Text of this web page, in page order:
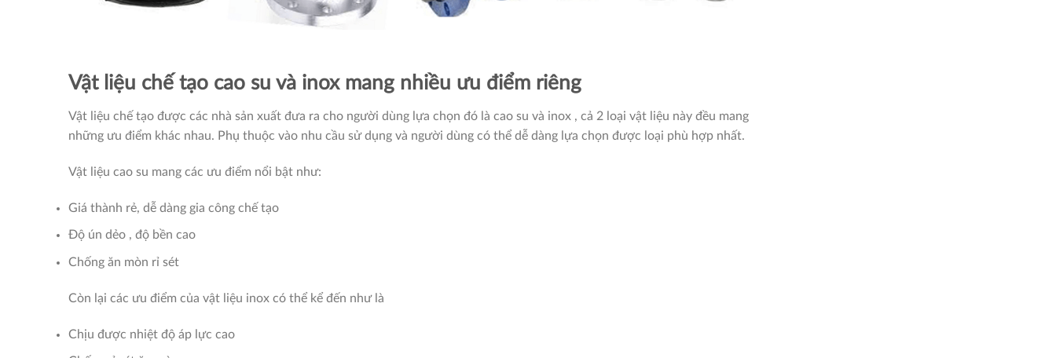
Vật liệu chế tạo cao su và inox mang nhiều ưu điểm riêng
Vật liệu chế tạo được các nhà sản xuất đưa ra cho người dùng lựa chọn đó là cao su và inox , cả 2 loại vật liệu này đều mang
những ưu điểm khác nhau. Phụ thuộc vào nhu cầu sử dụng và người dùng có thể dễ dàng lựa chọn được loại phù hợp nhất.
Vật liệu cao su mang các ưu điểm nổi bật như:
Giá thành rẻ, dễ dàng gia công chế tạo
Độ ún dẻo , độ bền cao
Chống ăn mòn rỉ sét
Còn lại các ưu điểm của vật liệu inox có thể kể đến như là
Chịu được nhiệt độ áp lực cao